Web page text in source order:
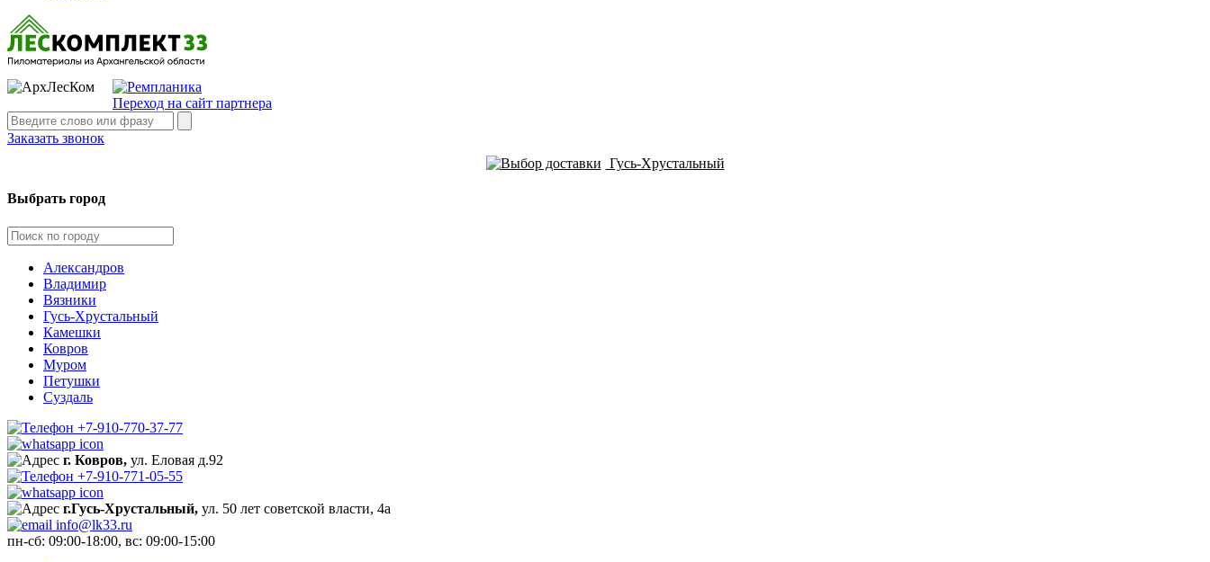
Переход на сайт партнера
Заказать звонок
Гусь-Хрустальный
Выбрать город
Александров
Владимир
Вязники
Гусь-Хрустальный
Камешки
Ковров
Муром
Петушки
Суздаль
+7-910-770-37-77
г. Ковров, ул. Еловая д.92
+7-910-771-05-55
г.Гусь-Хрустальный, ул. 50 лет советской власти, 4а
info@lk33.ru
пн-сб: 09:00-18:00, вс: 09:00-15:00